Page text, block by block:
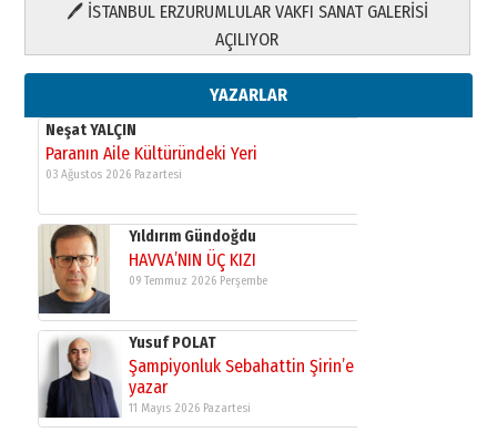
🖊 İSTANBUL ERZURUMLULAR VAKFI SANAT GALERİSİ
AÇILIYOR
YAZARLAR
Yusuf POLAT
Şampiyonluk Sebahattin Şirin’e
yazar
Neşat YALÇIN
Paranın Aile Kültüründeki Yeri
03 Ağustos 2026 Pazartesi
Yıldırım Gündoğdu
HAVVA’NIN ÜÇ KIZI
09 Temmuz 2026 Perşembe
Yusuf POLAT
Şampiyonluk Sebahattin Şirin’e
yazar
11 Mayıs 2026 Pazartesi